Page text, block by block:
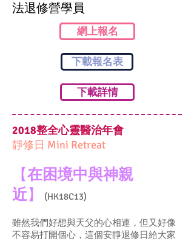
法退修營學員
網上報名
下載報名表
下載詳情
2018整全心靈醫治年會
靜修日 Mini Retreat
【在困境中與神親
近】 (HK18C13)
雖然我們好想與天父的心相連，但又好像
不容易打開個心，這個安靜退修日給大家